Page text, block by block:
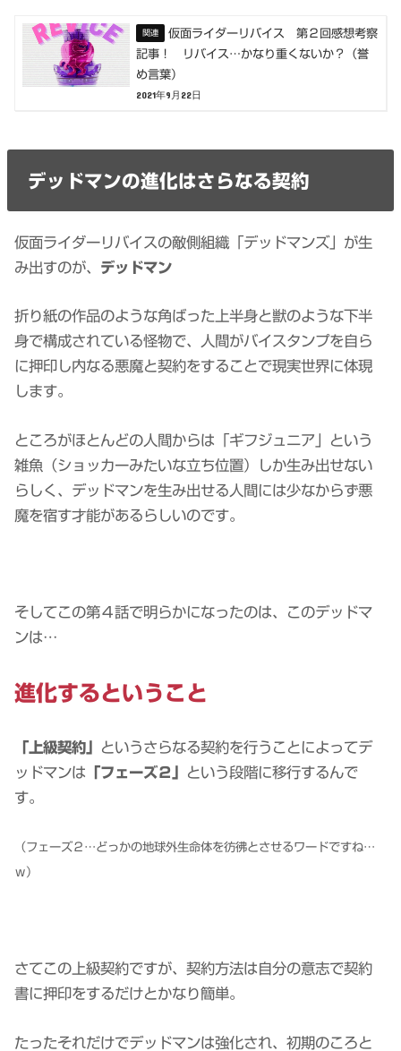
仮面ライダーリバイス 第２回感想考察
記事！ リバイス…かなり重くないか？（誉
め言葉）
2021年9月22日
デッドマンの進化はさらなる契約
仮面ライダーリバイスの敵側組織「デッドマンズ」が生
み出すのが、 デッドマン
折り紙の作品のような角ばった上半身と獣のような下半
身で構成されている怪物で、人間がバイスタンプを自ら
に押印し内なる悪魔と契約をすることで現実世界に体現
します。
ところがほとんどの人間からは「ギフジュニア」という
雑魚（ショッカーみたいな立ち位置）しか生み出せない
らしく、デッドマンを生み出せる人間には少なからず悪
魔を宿す才能があるらしいのです。
そしてこの第４話で明らかになったのは、このデッドマ
ンは…
進化するということ
「上級契約」 というさらなる契約を行うことによってデ
ッドマンは 「フェーズ２」 という段階に移行するんで
す。
（フェーズ２…どっかの地球外生命体を彷彿とさせるワードですね…
ｗ）
さてこの上級契約ですが、契約方法は自分の意志で契約
書に押印をするだけとかなり簡単。
たったそれだけでデッドマンは強化され、初期のころと